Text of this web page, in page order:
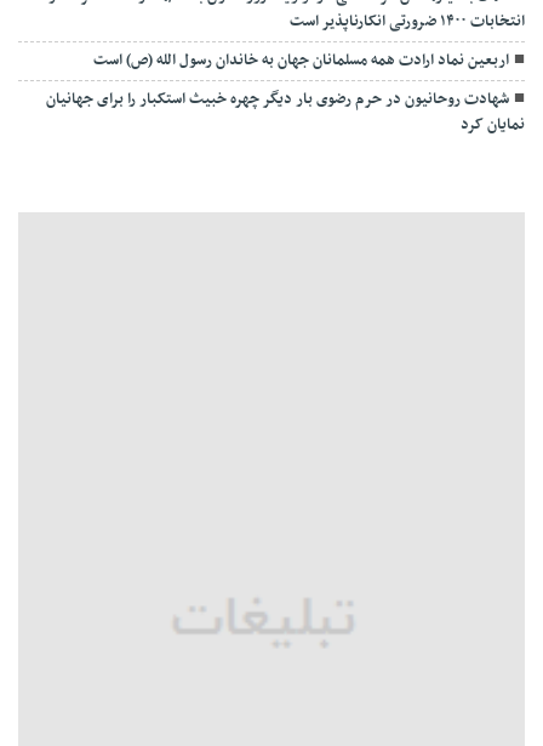
انتخابات ۱۴۰۰ ضرورتی انکارناپذیر است
اربعین نماد ارادت همه مسلمانان جهان به خاندان رسول الله (ص) است
شهادت روحانیون در حرم رضوی بار دیگر چهره خبیث استکبار را برای جهانیان
نمایان کرد